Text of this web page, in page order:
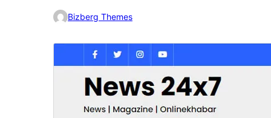
Bizberg Themes